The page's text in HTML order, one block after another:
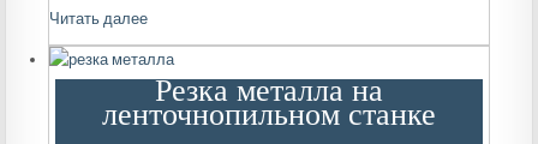
Читать далее
Резка металла на
ленточнопильном станке